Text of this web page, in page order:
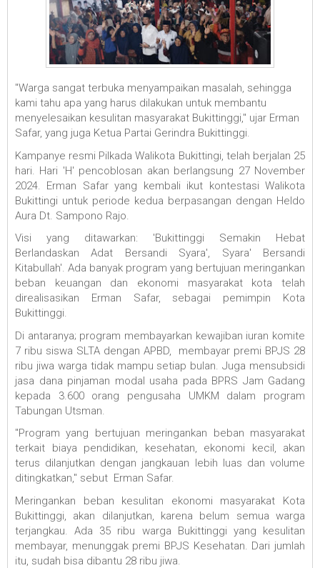
"Warga sangat terbuka menyampaikan masalah, sehingga
kami tahu apa yang harus dilakukan untuk membantu
menyelesaikan kesulitan masyarakat Bukittinggi," ujar Erman
Safar, yang juga Ketua Partai Gerindra Bukittinggi.
Kampanye resmi Pilkada Walikota Bukittingi, telah berjalan 25
hari. Hari 'H' pencoblosan akan berlangsung 27 November
2024. Erman Safar yang kembali ikut kontestasi Walikota
Bukittingi untuk periode kedua berpasangan dengan Heldo
Aura Dt. Sampono Rajo.
Visi yang ditawarkan: 'Bukittinggi Semakin Hebat
Berlandaskan Adat Bersandi Syara', Syara' Bersandi
Kitabullah'. Ada banyak program yang bertujuan meringankan
beban keuangan dan ekonomi masyarakat kota telah
direalisasikan Erman Safar, sebagai pemimpin Kota
Bukittinggi.
Di antaranya; program membayarkan kewajiban iuran komite
7 ribu siswa SLTA dengan APBD, membayar premi BPJS 28
ribu jiwa warga tidak mampu setiap bulan. Juga mensubsidi
jasa dana pinjaman modal usaha pada BPRS Jam Gadang
kepada 3.600 orang pengusaha UMKM dalam program
Tabungan Utsman.
"Program yang bertujuan meringankan beban masyarakat
terkait biaya pendidikan, kesehatan, ekonomi kecil, akan
terus dilanjutkan dengan jangkauan lebih luas dan volume
ditingkatkan," sebut Erman Safar.
Meringankan beban kesulitan ekonomi masyarakat Kota
Bukittinggi, akan dilanjutkan, karena belum semua warga
terjangkau. Ada 35 ribu warga Bukittinggi yang kesulitan
membayar, menunggak premi BPJS Kesehatan. Dari jumlah
itu, sudah bisa dibantu 28 ribu jiwa.